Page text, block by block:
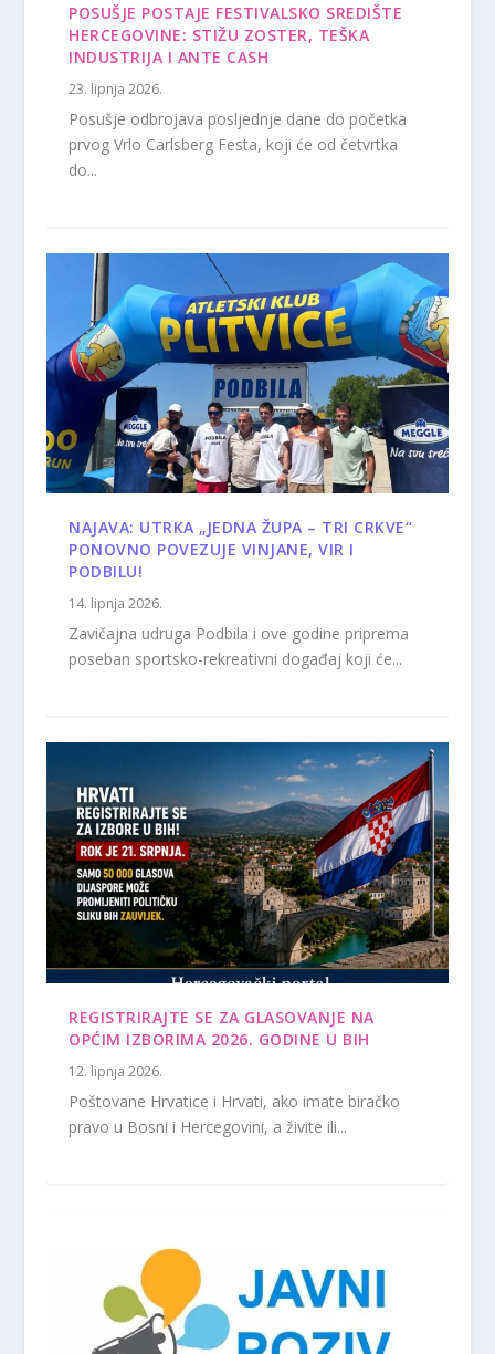
POSUŠJE POSTAJE FESTIVALSKO SREDIŠTE
HERCEGOVINE: STIŽU ZOSTER, TEŠKA
INDUSTRIJA I ANTE CASH
23. lipnja 2026.
Posušje odbrojava posljednje dane do početka
prvog Vrlo Carlsberg Festa, koji će od četvrtka
do...
NAJAVA: UTRKA „JEDNA ŽUPA – TRI CRKVE“
PONOVNO POVEZUJE VINJANE, VIR I
PODBILU!
14. lipnja 2026.
Zavičajna udruga Podbila i ove godine priprema
poseban sportsko-rekreativni događaj koji će...
REGISTRIRAJTE SE ZA GLASOVANJE NA
OPĆIM IZBORIMA 2026. GODINE U BIH
12. lipnja 2026.
Poštovane Hrvatice i Hrvati, ako imate biračko
pravo u Bosni i Hercegovini, a živite ili...